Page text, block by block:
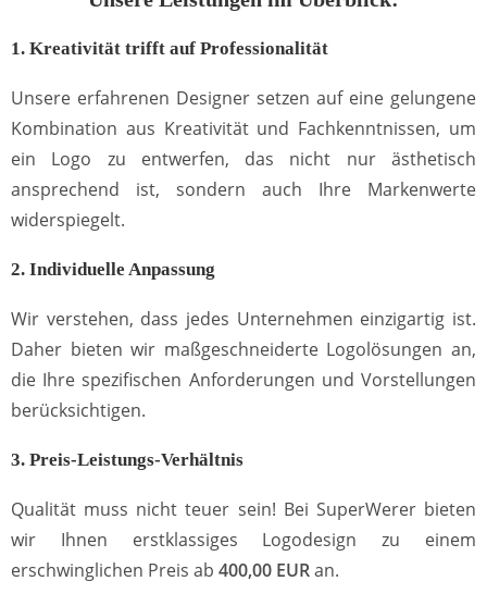
1. Kreativität trifft auf Professionalität
Unsere erfahrenen Designer setzen auf eine gelungene
Kombination aus Kreativität und Fachkenntnissen, um
ein Logo zu entwerfen, das nicht nur ästhetisch
ansprechend ist, sondern auch Ihre Markenwerte
widerspiegelt.
2. Individuelle Anpassung
Wir verstehen, dass jedes Unternehmen einzigartig ist.
Daher bieten wir maßgeschneiderte Logolösungen an,
die Ihre spezifischen Anforderungen und Vorstellungen
berücksichtigen.
3. Preis-Leistungs-Verhältnis
Qualität muss nicht teuer sein! Bei SuperWerer bieten
wir Ihnen erstklassiges Logodesign zu einem
erschwinglichen Preis ab 400,00 EURan.